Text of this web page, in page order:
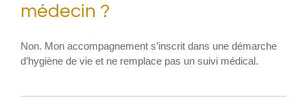
médecin ?
Non. Mon accompagnement s’inscrit dans une démarche
d’hygiène de vie et ne remplace pas un suivi médical.